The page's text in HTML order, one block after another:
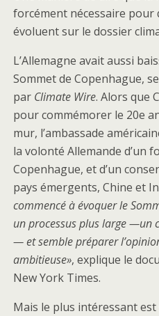
forcément nécessaire pour
évoluent sur le dossier
L’Allemagne avait aussi
Sommet de Copenhague,
par Climate Wire. Alors que
pour commémorer le 20e
mur, l’ambassade
la volonté Allemande d’un
Copenhague, et d’un
pays émergents, Chine et
commencé à évoquer le
un processus plus large —un
— et semble préparer
ambitieuse», explique le
New York Times.
Mais le plus intéressant